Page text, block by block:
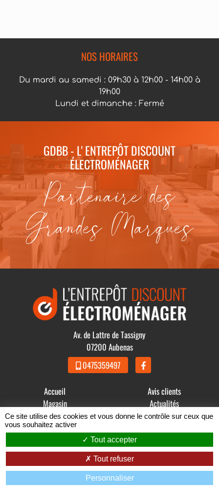
NOS HORAIRES
Du mardi au samedi : 09h30 à 12h00 - 14h00 à
19h00
Lundi et dimanche : Fermé
GDBB - L' ENTREPÔT DISCOUNT
ÉLECTROMÉNAGER
Partenaire des
Grandes Marques
Av. de Lattre de Tassigny
07200 Aubenas
0475359497
Accueil
Magasin
Produits
Avis clients
Actualités
Contact
© 2021 - 2026 GDBB - L' Entrepôt Discount Électroménager -
Mentions légales-Conditions Générales de Vente
Zéfyxcréation de sites internet à Aubenas en Ardèche
Ce site utilise des cookies et vous donne le contrôle sur ceux que
vous souhaitez activer
Tout accepter
Tout refuser
Personnaliser